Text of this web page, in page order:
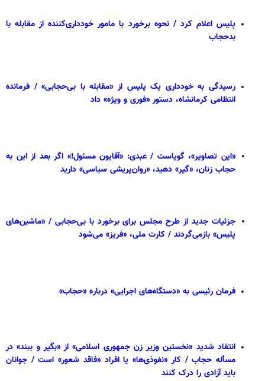
پلیس اعلام کرد / نحوه برخورد با مامور خودداری‌کننده از مقابله با
بدحجاب‌
رسیدگی به خودداری یک پلیس از «مقابله با بی‌حجابی» / فرمانده
انتظامی کرمانشاه، دستور «فوری و ویژه» داد
«این تصاویر»، گویاست / عبدی: «آقایون مسئول!» اگر بعد از این به
حجاب زنان، «گیر» دهید، «روان‌پریشی‌ سیاسی» دارید‏
جزئیات جدید از طرح مجلس برای برخورد با بی‌حجابی / «ماشین‌های
پلیس» بازمی‌گردند / کارت ملی، «فریز» می‌شود
فرمان رئیسی به «دستگاه‌های اجرایی» درباره «حجاب»
انتقاد شدید «نخستین وزیر زن جمهوری اسلامی» از «بگیر و ببند» در
مسأله حجاب / کار «نفوذی‌ها» یا افراد «فاقد شعور» است / جوانان
باید آزادی را درک کنند